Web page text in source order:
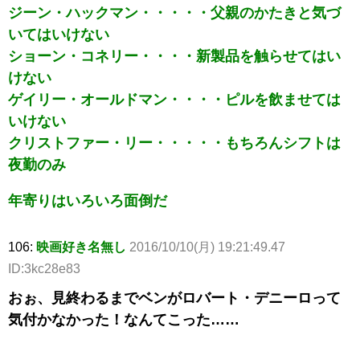
ジーン・ハックマン・・・・・父親のかたきと気づ
いてはいけない
ショーン・コネリー・・・・新製品を触らせてはい
けない
ゲイリー・オールドマン・・・・ピルを飲ませては
いけない
クリストファー・リー・・・・・もちろんシフトは
夜勤のみ
年寄りはいろいろ面倒だ
106: 映画好き名無し 2016/10/10(月) 19:21:49.47
ID:3kc28e83
おぉ、見終わるまでベンがロバート・デニーロって
気付かなかった！なんてこった……